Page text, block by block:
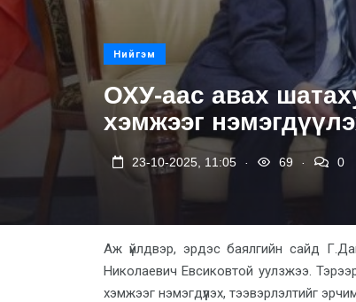
Нийгэм
ОХУ-аас авах
хэмжээг
23-10-2025, 11:05 69 0
Аж үйлдвэр, эрдэс баялгийн сайд
Николаевич Евсиковтой уулзжээ.
хэмжээг нэмэгдүүлэх, тээвэрлэлтийг